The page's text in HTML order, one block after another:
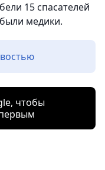
15 спасателей
медики.
чтобы